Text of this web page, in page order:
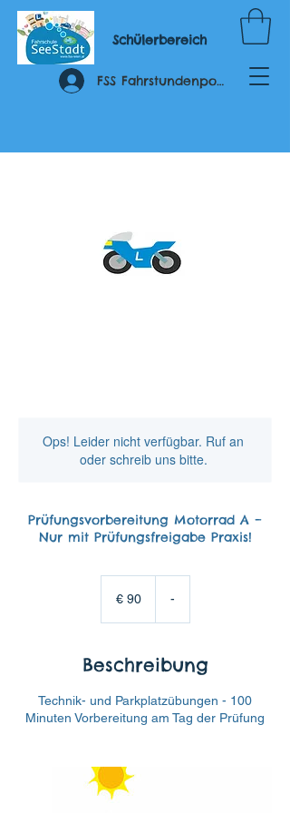
Schülerbereich
FSS Fahrstundenportal
Ops! Leider nicht verfügbar. Ruf an
oder schreib uns bitte.
Prüfungsvorbereitung Motorrad A –
Nur mit Prüfungsfreigabe Praxis!
€ 90 -
Beschreibung
Technik- und Parkplatzübungen - 100